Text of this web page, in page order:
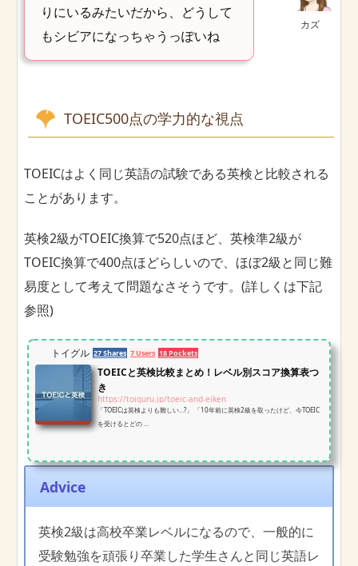
カズ
りにいるみたいだから、どうして
もシビアになっちゃうっぽいね
TOEIC500点の学力的な視点
TOEICはよく同じ英語の試験である英検と比較される
ことがあります。
英検2級がTOEIC換算で520点ほど、英検準2級が
TOEIC換算で400点ほどらしいので、ほぼ2級と同じ難
易度として考えて問題なさそうです。(詳しくは下記
参照)
トイグル 27 Shares 7 Users 18 Pockets
TOEICと英検比較まとめ！レベル別スコア換算表つ
き
https://toiguru.jp/toeic-and-eiken
「TOEICは英検よりも難しい…?」 「10年前に英検2級を取ったけど、今TOEIC
を受けるとどの ...
Advice
英検2級は高校卒業レベルになるので、一般的に
受験勉強を頑張り卒業した学生さんと同じ英語レ